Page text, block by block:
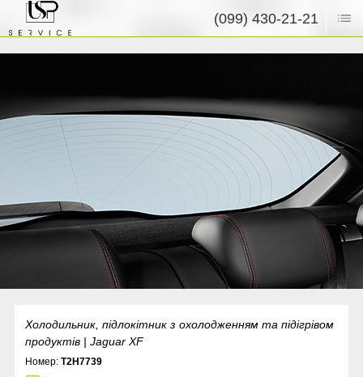
(099) 430-21-21
Холодильник, підлокітник з охолодженням та підігрівом
продуктів | Jaguar XF
Номер:T2H7739